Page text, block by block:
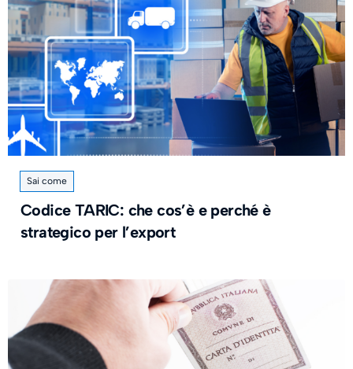
Sai come
Codice TARIC: che cos’è e perché è
strategico per l’export